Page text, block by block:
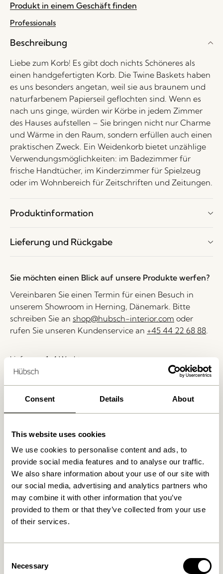
Consent Details About
This website uses cookies
We use cookies to personalise content and ads, to
provide social media features and to analyse our traffic.
We also share information about your use of our site with
our social media, advertising and analytics partners who
may combine it with other information that you’ve
provided to them or that they’ve collected from your use
of their services.
Selection
Necessary
Produkt in einem Geschäft finden
Professionals
Beschreibung
Liebe zum Korb! Es gibt doch nichts Schöneres als
einen handgefertigten Korb. Die Twine Baskets haben
es uns besonders angetan, weil sie aus braunem und
naturfarbenem Papierseil geflochten sind. Wenn es
nach uns ginge, würden wir Körbe in jedem Zimmer
des Hauses aufstellen – Sie bringen nicht nur Charme
und Wärme in den Raum, sondern erfüllen auch einen
praktischen Zweck. Ein Weidenkorb bietet unzählige
Verwendungsmöglichkeiten: im Badezimmer für
frische Handtücher, im Kinderzimmer für Spielzeug
oder im Wohnbereich für Zeitschriften und Zeitungen.
Produktinformation
Lieferung und Rückgabe
Sie möchten einen Blick auf unsere Produkte werfen?
Vereinbaren Sie einen Termin für einen Besuch in
unserem Showroom in Herning, Dänemark. Bitte
schreiben Sie an shop@hubsch-interior.com oder
rufen Sie unseren Kundenservice an +45 44 22 68 88.
Lieferung 1-4 Werktage
30 Tage Rückgaberecht
Kostenlose Lieferung über499 DKK*
Ähnliche Produkte
Pine Körbe
Naturfarben/ Multifarben
Cheery Körbe Naturfarben